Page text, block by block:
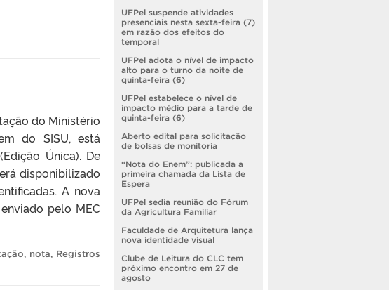
do Ministério
do SISU, está
Única). De
disponibilizado
A nova
pelo MEC
, nota, Registros
UFPel suspende atividades
presenciais nesta sexta-feira (7)
em razão dos efeitos do
temporal
UFPel adota o nível de impacto
alto para o turno da noite de
quinta-feira (6)
UFPel estabelece o nível de
impacto médio para a tarde de
quinta-feira (6)
Aberto edital para solicitação
de bolsas de monitoria
“Nota do Enem”: publicada a
primeira chamada da Lista de
Espera
UFPel sedia reunião do Fórum
da Agricultura Familiar
Faculdade de Arquitetura lança
nova identidade visual
Clube de Leitura do CLC tem
próximo encontro em 27 de
agosto